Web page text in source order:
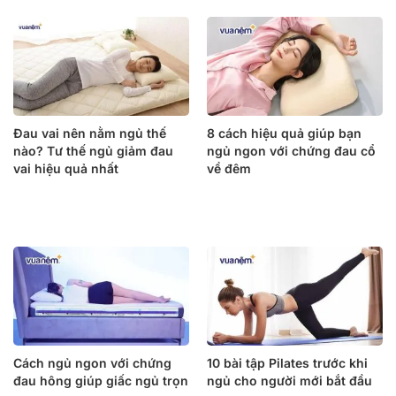
Đau vai nên nằm ngủ thế
nào? Tư thế ngủ giảm đau
vai hiệu quả nhất
8 cách hiệu quả giúp bạn
ngủ ngon với chứng đau cổ
về đêm
Cách ngủ ngon với chứng
đau hông giúp giấc ngủ trọn
10 bài tập Pilates trước khi
ngủ cho người mới bắt đầu